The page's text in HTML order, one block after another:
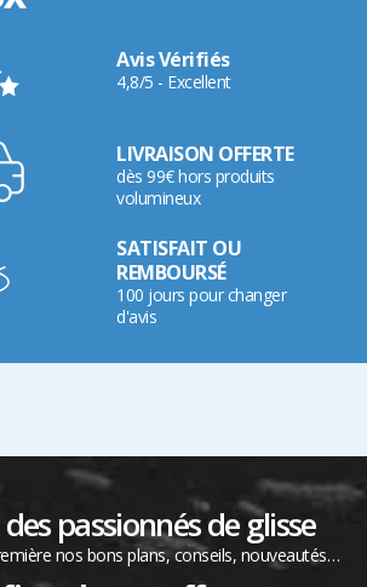
Avis Vérifiés
4,8/5 - Excellent
LIVRAISON OFFERTE
dès 99€ hors produits
volumineux
SATISFAIT OU
REMBOURSÉ
100 jours pour changer
d'avis
passionnés de glisse
nos bons plans, conseils, nouveautés…